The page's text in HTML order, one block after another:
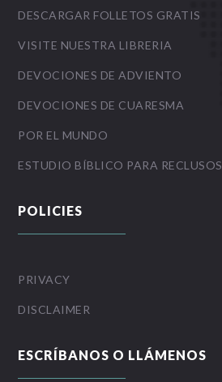
DESCARGAR FOLLETOS GRATIS
VISITE NUESTRA LIBRERIA
DEVOCIONES DE ADVIENTO
DEVOCIONES DE CUARESMA
POR EL MUNDO
ESTUDIO BÍBLICO PARA RECLUSOS
POLICIES
PRIVACY
DISCLAIMER
ESCRÍBANOS O LLÁMENOS